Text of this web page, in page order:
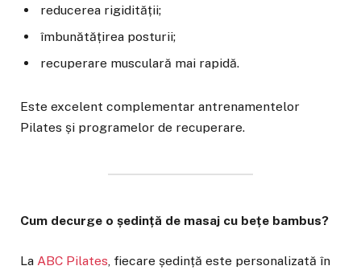
reducerea rigidității;
îmbunătățirea posturii;
recuperare musculară mai rapidă.
Este excelent complementar antrenamentelor
Pilates și programelor de recuperare.
Cum decurge o ședință de masaj cu bețe bambus?
La ABC Pilates, fiecare ședință este personalizată în